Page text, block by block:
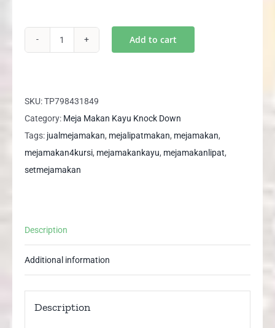
Meja
Makan
Kayu
Lipat
Roda
Add to cart
SKU:TP798431849
Category: Meja Makan Kayu Knock Down
Tags: jualmejamakan, mejalipatmakan, mejamakan,
mejamakan4kursi, mejamakankayu, mejamakanlipat,
setmejamakan
Description
Additional information
Description